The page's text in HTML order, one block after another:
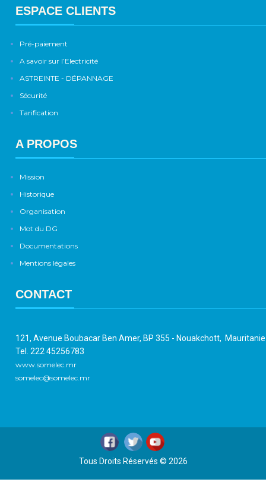
ESPACE CLIENTS
Pré-paiement
A savoir sur l’Electricité
ASTREINTE - DÉPANNAGE
Sécurité
Tarification
A PROPOS
Mission
Historique
Organisation
Mot du DG
Documentations
Mentions légales
CONTACT
121, Avenue Boubacar Ben Amer, BP 355 - Nouakchott,
Tel. 222 45256783
www.somelec.mr
somelec@somelec.mr
Tous Droits Réservés © 2026